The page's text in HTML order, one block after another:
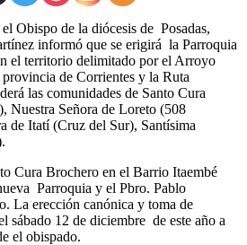
Obispo de la diócesis de Posadas,
informó que se erigirá la Parroquia
el territorio delimitado por el Arroyo
de Corrientes y la Ruta
las comunidades de Santo Cura
Nuestra Señora de Loreto (508
de Itatí (Cruz del Sur), Santísima
Cura Brochero en el Barrio Itaembé
Parroquia y el Pbro. Pablo
La erección canónica y toma de
sábado 12 de diciembre de este año a
el obispado.